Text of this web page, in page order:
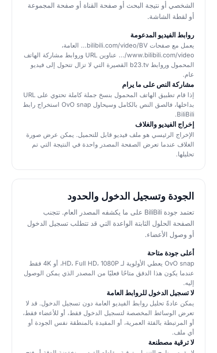
الشخصي أو نتيجة البحث أو صفحة القناة أو صفحة المجموعة
أو لقطة الشاشة.
روابط الفيديو المدعومة
يعمل مع صفحات bilibili.com/video/BV... العامة،
www.bilibili.com/video/... عناوين URL وروابط مشاركة الهاتف
المحمول وروابط b23.tv القصيرة التي لا تزال تتحول إلى فيديو
مشاركة النص على ما يرام
إذا قام تطبيق الهاتف المحمول بنسخ جملة كاملة تحتوي على URL
بداخلها، فالصق النص بالكامل وسيحاول OvO snap استخراج رابط
BiliBili.
إخراج الفيديو والغلاف
الإخراج الرئيسي هو ملف فيديو قابل للتحميل. يمكن عرض صورة
الغلاف عندما تعرض الصفحة المصدر واحدة في النتيجة التي تم
تحليلها.
الجودة وتسجيل الدخول والحدود
تعتمد جودة BiliBili على ما يكشفه المصدر العام. تتجنب
الصفحة الحلول الثابتة الواعدة التي قد تتطلب تسجيل الدخول
أو وصول الأعضاء.
أعلى جودة متاحة
OvO snap يعطي الأولوية لـ HD، Full HD، 1080P، أو 4K فقط
عندما يكون هذا الدفق متاحًا فعليًا من المصدر الذي يمكن الوصول
لا تسجيل الدخول للروابط العامة
يمكن عادةً تحليل روابط الفيديو العامة دون تسجيل الدخول. قد لا
تعرض الوسائط المخصصة لتسجيل الدخول فقط، أو للأعضاء فقط،
أو المرتبطة بالفئة العمرية، أو المقيدة بالمنطقة نفس الجودة أو
أي ملف.
لا ترقية مصطنعة